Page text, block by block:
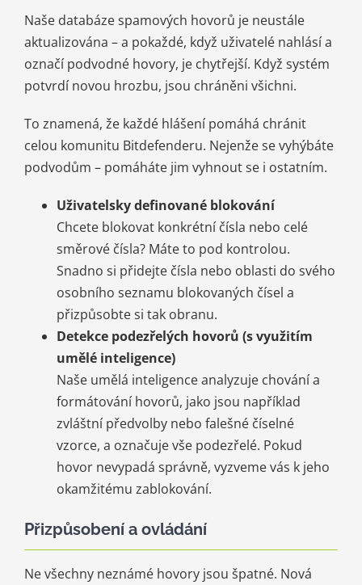
Naše databáze spamových hovorů je neustále
aktualizována – a pokaždé, když uživatelé nahlásí a
označí podvodné hovory, je chytřejší. Když systém
potvrdí novou hrozbu, jsou chráněni všichni.
To znamená, že každé hlášení pomáhá chránit
celou komunitu Bitdefenderu. Nejenže se vyhýbáte
podvodům – pomáháte jim vyhnout se i ostatním.
Uživatelsky definované blokování
Chcete blokovat konkrétní čísla nebo celé
směrové čísla? Máte to pod kontrolou.
Snadno si přidejte čísla nebo oblasti do svého
osobního seznamu blokovaných čísel a
přizpůsobte si tak obranu.
Detekce podezřelých hovorů (s využitím
umělé inteligence)
Naše umělá inteligence analyzuje chování a
formátování hovorů, jako jsou například
zvláštní předvolby nebo falešné číselné
vzorce, a označuje vše podezřelé. Pokud
hovor nevypadá správně, vyzveme vás k jeho
okamžitému zablokování.
Přizpůsobení a ovládání
Ne všechny neznámé hovory jsou špatné. Nová